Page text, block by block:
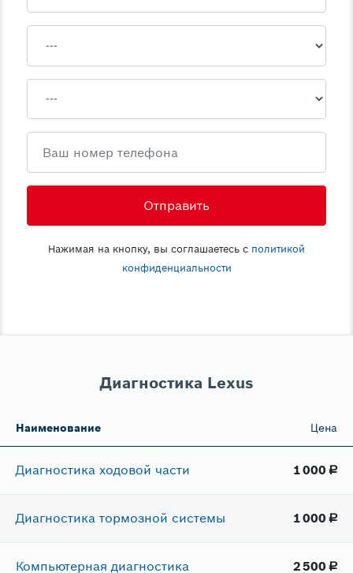
Нажимая на кнопку, вы соглашаетесь с политикой
конфиденциальности
Диагностика Lexus
Наименование Цена
Диагностика ходовой части 1​ 000руб.
Диагностика тормозной системы 1​ 000 руб.
Компьютерная диагностика
2​ 500руб.